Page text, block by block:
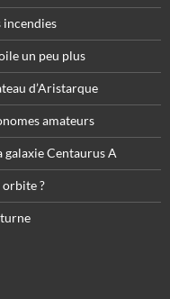
incendies
un peu plus
d’Aristarque
amateurs
galaxie Centaurus A
?